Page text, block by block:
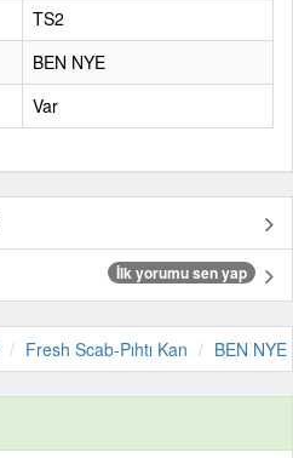
TS2
BEN NYE
Var
İlk yorumu sen yap
Fresh Scab-Pıhtı Kan BEN NYE